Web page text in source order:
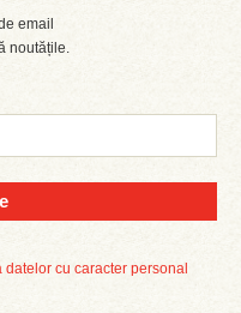
email
noutățile.
cu caracter personal